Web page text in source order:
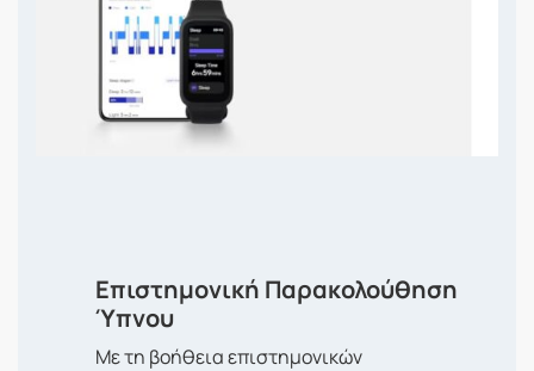
Επιστημονική Παρακολούθηση
Ύπνου
Με τη βοήθεια επιστημονικών